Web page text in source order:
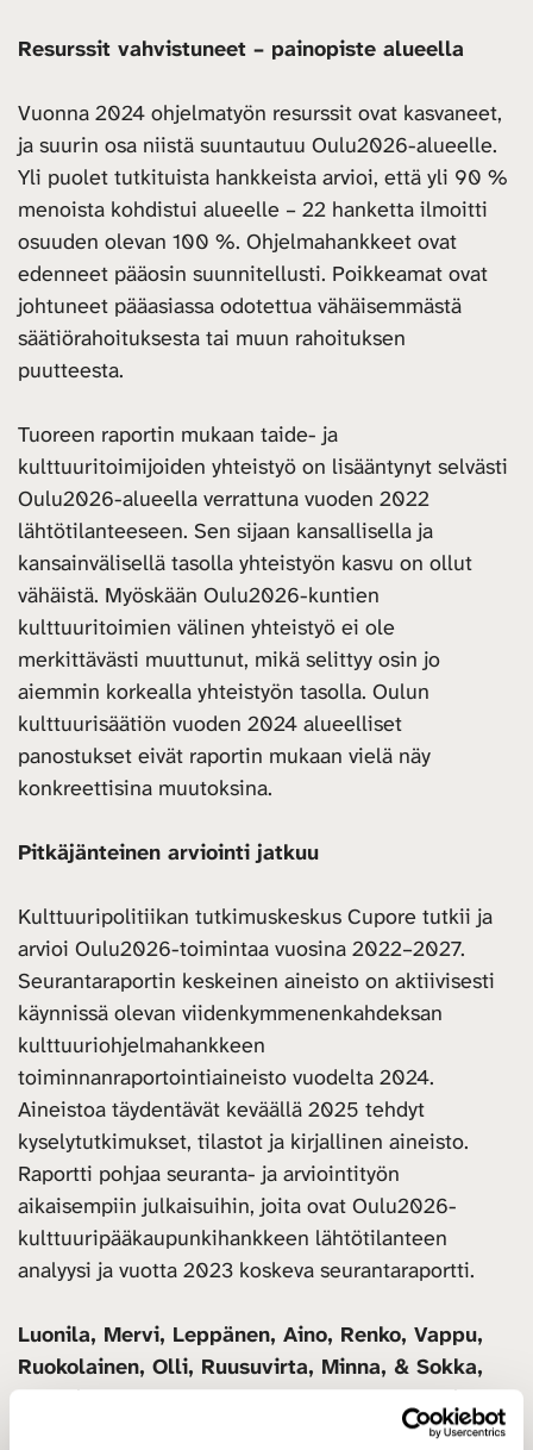
Resurssit vahvistuneet – painopiste alueella
Vuonna 2024 ohjelmatyön resurssit ovat kasvaneet,
ja suurin osa niistä suuntautuu Oulu2026-alueelle.
Yli puolet tutkituista hankkeista arvioi, että yli 90 %
menoista kohdistui alueelle – 22 hanketta ilmoitti
osuuden olevan 100 %. Ohjelmahankkeet ovat
edenneet pääosin suunnitellusti. Poikkeamat ovat
johtuneet pääasiassa odotettua vähäisemmästä
säätiörahoituksesta tai muun rahoituksen
puutteesta.
Tuoreen raportin mukaan taide- ja
kulttuuritoimijoiden yhteistyö on lisääntynyt selvästi
Oulu2026-alueella verrattuna vuoden 2022
lähtötilanteeseen. Sen sijaan kansallisella ja
kansainvälisellä tasolla yhteistyön kasvu on ollut
vähäistä. Myöskään Oulu2026-kuntien
kulttuuritoimien välinen yhteistyö ei ole
merkittävästi muuttunut, mikä selittyy osin jo
aiemmin korkealla yhteistyön tasolla. Oulun
kulttuurisäätiön vuoden 2024 alueelliset
panostukset eivät raportin mukaan vielä näy
konkreettisina muutoksina.
Pitkäjänteinen arviointi jatkuu
Kulttuuripolitiikan tutkimuskeskus Cupore tutkii ja
arvioi Oulu2026-toimintaa vuosina 2022–2027.
Seurantaraportin keskeinen aineisto on aktiivisesti
käynnissä olevan viidenkymmenenkahdeksan
kulttuuriohjelmahankkeen
toiminnanraportointiaineisto vuodelta 2024.
Aineistoa täydentävät keväällä 2025 tehdyt
kyselytutkimukset, tilastot ja kirjallinen aineisto.
Raportti pohjaa seuranta- ja arviointityön
aikaisempiin julkaisuihin, joita ovat Oulu2026-
kulttuuripääkaupunkihankkeen lähtötilanteen
analyysi ja vuotta 2023 koskeva seurantaraportti.
Luonila, Mervi, Leppänen, Aino, Renko, Vappu,
Ruokolainen, Olli, Ruusuvirta, Minna, & Sokka,
Sakarias (2025). Oulu2026-seurantaraportti
vuodelta 2024: yleiskuva toiminnasta